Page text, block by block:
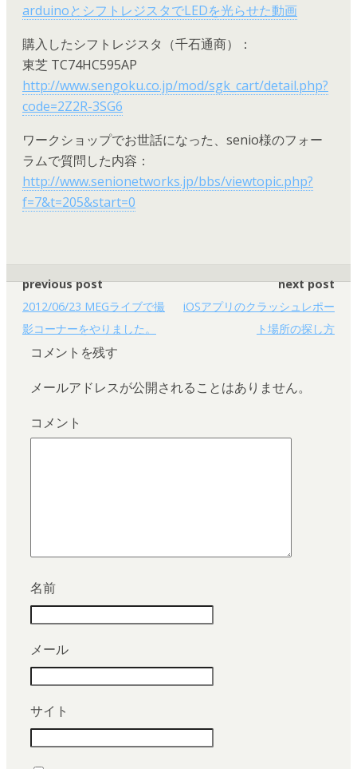
arduinoとシフトレジスタでLEDを光らせた動画
購入したシフトレジスタ（千石通商）：
東芝 TC74HC595AP
http://www.sengoku.co.jp/mod/sgk_cart/detail.php?
code=2Z2R-3SG6
ワークショップでお世話になった、senio様のフォー
ラムで質問した内容：
http://www.senionetworks.jp/bbs/viewtopic.php?
f=7&t=205&start=0
previous post
2012/06/23 MEGライブで撮
影コーナーをやりました。
next post
iOSアプリのクラッシュレポー
ト場所の探し方
コメントを残す
メールアドレスが公開されることはありません。
コメント
名前
メール
サイト